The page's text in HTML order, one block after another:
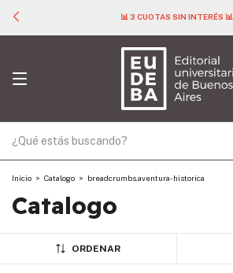
📊 3 CUOTAS SIN INTERÉS 📊
Inicio > Catalogo > breadcrumbs.aventura-historica
Catalogo
ORDENAR